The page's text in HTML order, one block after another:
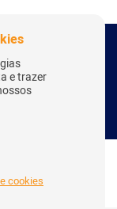
e trazer
cookies